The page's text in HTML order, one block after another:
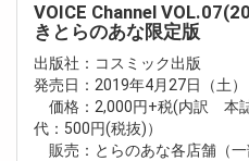
VOICE Channel
きとらのあな限定版
出版社：コスミック出版
発売日：2019年4月27日（土）
価格：2,000円+税(内訳 本
代：500円(税抜)）
販売：とらのあな各店舗（